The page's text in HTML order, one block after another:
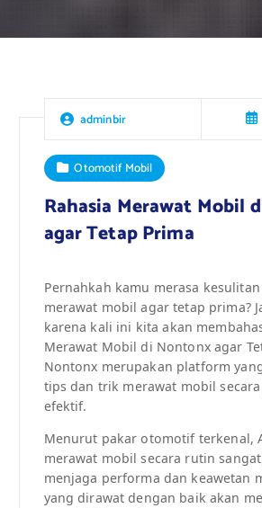
adminbir
Otomotif Mobil
Rahasia Merawat Mobil
agar Tetap Prima
Pernahkah kamu merasa
merawat mobil agar tetap prima?
karena kali ini kita akan
Merawat Mobil di Nontonx agar
Nontonx merupakan platform
tips dan trik merawat mobil
efektif.
Menurut pakar otomotif terkenal,
merawat mobil secara rutin
menjaga performa dan keawetan
yang dirawat dengan baik akan